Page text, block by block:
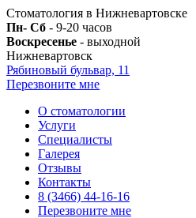
Стоматология в Нижневартовске
Пн- Сб - 9-20 часов
Воскресенье - выходной
Нижневартовск
Рябиновый бульвар, 11
Перезвоните мне
О стоматологии
Услуги
Специалисты
Галерея
Отзывы
Контакты
8 (3466) 44-16-16
Перезвоните мне